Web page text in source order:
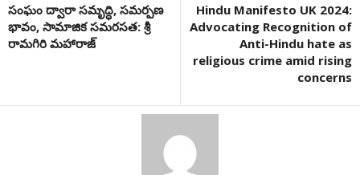
సంఘం ద్వారా సమృద్ధి, సమర్పణ
భావం, సామాజిక సమరసత: శ్రీ
రామగిరి మహారాజ్‌
Hindu Manifesto UK 2024:
Advocating Recognition of
Anti-Hindu hate as
religious crime amid rising
concerns